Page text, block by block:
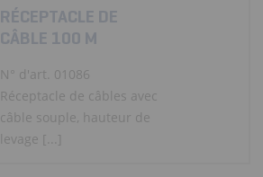
RÉCEPTACLE DE
CÂBLE 100 M
N° d'art. 01086
Réceptacle de câbles avec
câble souple, hauteur de
levage [...]